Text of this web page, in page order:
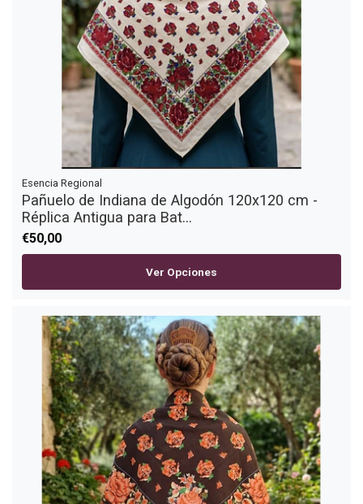
Esencia Regional
Pañuelo de Indiana de Algodón 120x120 cm -
Réplica Antigua para Bat...
€50,00
Ver Opciones